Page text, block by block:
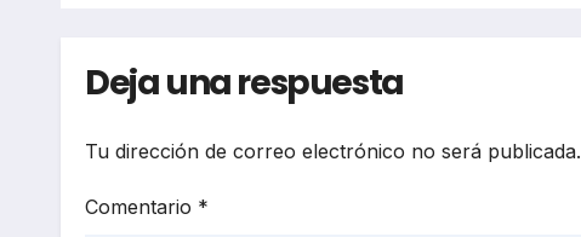
Deja una respuesta
Tu dirección de correo electrónico no será publicada.
Comentario *